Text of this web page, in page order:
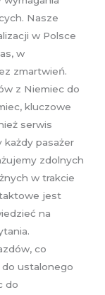
Nasze
w Polsce
w
zmartwień.
z Niemiec do
kluczowe
serwis
każdy pasażer
zdolnych
w trakcie
jest
na
co
do ustalonego
do